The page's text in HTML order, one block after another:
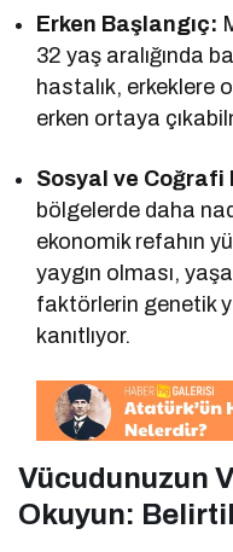
Erken Başlangıç:
32 yaş aralığında
hastalık, erkeklere
erken ortaya
Sosyal ve Coğrafi
bölgelerde daha
ekonomik refahın
yaygın olması,
faktörlerin genetik
kanıtlıyor.
Vücudunuzun
Okuyun: